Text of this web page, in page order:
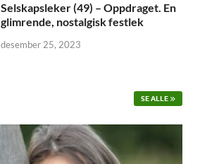
Selskapsleker (49) – Oppdraget. En
glimrende, nostalgisk festlek
desember 25, 2023
SE ALLE